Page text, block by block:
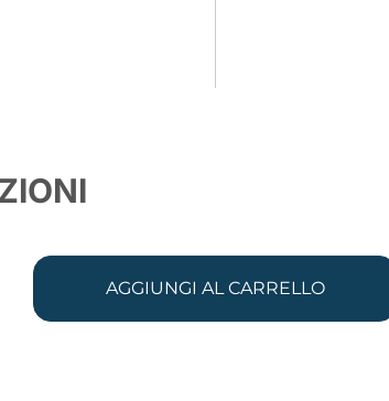
AGGIUNGI AL CARRELLO